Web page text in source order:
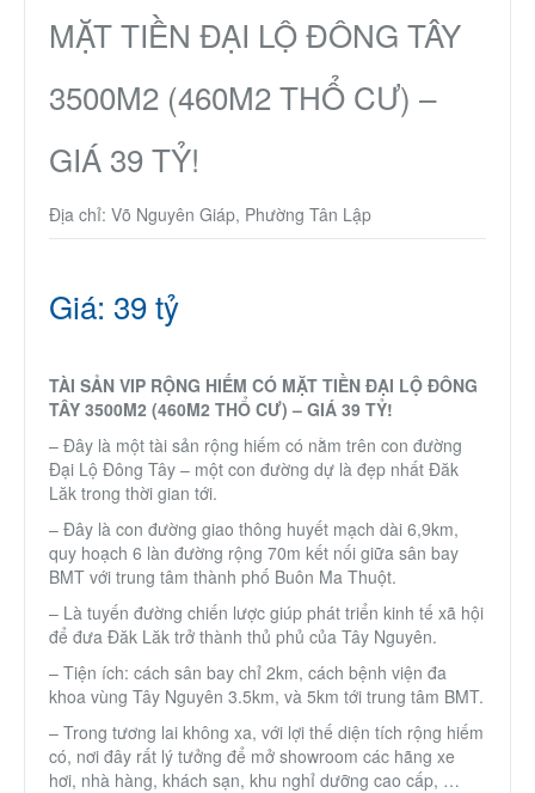
MẶT TIỀN ĐẠI LỘ ĐÔNG TÂY
3500M2 (460M2 THỔ CƯ) –
GIÁ 39 TỶ!
Địa chỉ: Võ Nguyên Giáp, Phường Tân Lập
Giá: 39 tỷ
TÀI SẢN VIP RỘNG HIẾM CÓ MẶT TIỀN ĐẠI LỘ ĐÔNG
TÂY 3500M2 (460M2 THỔ CƯ) – GIÁ 39 TỶ!
– Đây là một tài sản rộng hiếm có nằm trên con đường
Đại Lộ Đông Tây – một con đường dự là đẹp nhất Đăk
Lăk trong thời gian tới.
– Đây là con đường giao thông huyết mạch dài 6,9km,
quy hoạch 6 làn đường rộng 70m kết nối giữa sân bay
BMT với trung tâm thành phố Buôn Ma Thuột.
– Là tuyến đường chiến lược giúp phát triển kinh tế xã hội
để đưa Đăk Lăk trở thành thủ phủ của Tây Nguyên.
– Tiện ích: cách sân bay chỉ 2km, cách bệnh viện đa
khoa vùng Tây Nguyên 3.5km, và 5km tới trung tâm BMT.
– Trong tương lai không xa, với lợi thế diện tích rộng hiếm
có, nơi đây rất lý tưởng để mở showroom các hãng xe
hơi, nhà hàng, khách sạn, khu nghỉ dưỡng cao cấp, …